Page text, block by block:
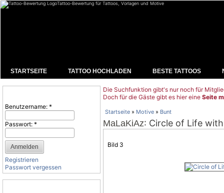
Tattoo-Bewertung für Tattoos, Vorlagen und Motive
STARTSEITE TATTOO HOCHLADEN BESTE TATTOOS
Benutzername: *
Passwort: *
Registrieren
Passwort vergessen
Die Suchfunktion gibt's nur noch für
Doch für die Gäste gibt es hier eine Seite
Startseite » Motive » Bunt
MaLaKiAz: Circle of Life
Bild 3